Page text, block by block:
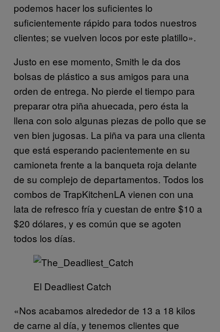
podemos hacer los suficientes lo
suficientemente rápido para todos nuestros
clientes; se vuelven locos por este platillo».
Justo en ese momento, Smith le da dos
bolsas de plástico a sus amigos para una
orden de entrega. No pierde el tiempo para
preparar otra piña ahuecada, pero ésta la
llena con solo algunas piezas de pollo que se
ven bien jugosas. La piña va para una clienta
que está esperando pacientemente en su
camioneta frente a la banqueta roja delante
de su complejo de departamentos. Todos los
combos de TrapKitchenLA vienen con una
lata de refresco fría y cuestan de entre $10 a
$20 dólares, y es común que se agoten
todos los días.
El Deadliest Catch
«Nos acabamos alrededor de 13 a 18 kilos
de carne al día, y tenemos clientes que